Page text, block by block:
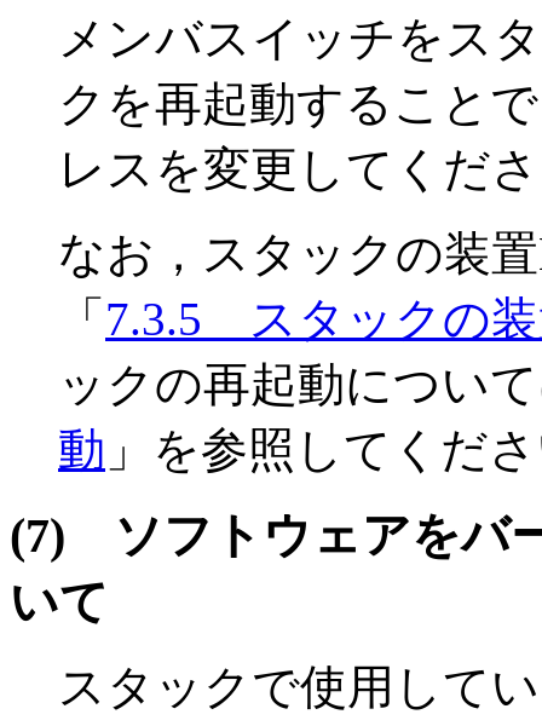
メンバスイッチをス
クを再起動すること
レスを変更してくだ
なお，スタックの装
「 7.3.5 スタックの
ックの再起動につい
動 」を参照してくだ
(7) ソフトウェアをバ
いて
スタックで使用して